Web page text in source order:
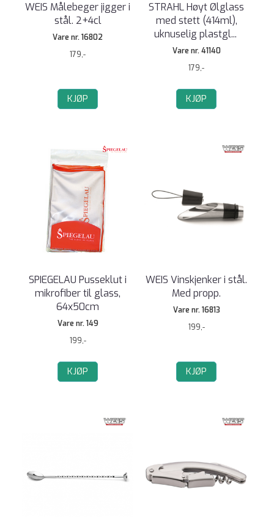
WEIS Målebeger jigger i
stål. 2+4cl
Vare nr. 16802
179,-
KJØP
STRAHL Høyt Ølglass
med stett (414ml),
uknuselig plastgl...
Vare nr. 41140
179,-
KJØP
SPIEGELAU Pusseklut i
mikrofiber til glass,
64x50cm
Vare nr. 149
199,-
KJØP
WEIS Vinskjenker i stål.
Med propp.
Vare nr. 16813
199,-
KJØP